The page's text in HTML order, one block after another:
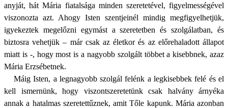
anyját, hát Mária fiatalsága minden szeretetével, figyelmességével
viszonozta azt. Ahogy Isten szentjeinél mindig megfigyelhetjük,
igyekeztek megelőzni egymást a szeretetben és szolgálatban, és
biztosra vehetjük – már csak az életkor és az előrehaladott állapot
miatt is -, hogy most is a nagyobb szolgált többet a kisebbnek, azaz
Mária Erzsébetnek.
Máig Isten, a legnagyobb szolgál felénk a legkisebbek felé és el
kell ismernünk, hogy viszontszeretetünk csak halvány árnyéka
annak a hatalmas szeretettűznek, amit Tőle kapunk. Mária azonban